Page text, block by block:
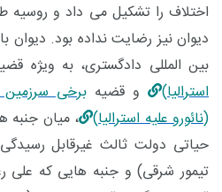
اختلاف را تشکیل می داد و روسیه
دیوان نیز رضایت نداده بود. دیوان
بین المللی دادگستری، به ویژه
استرالیا)
و قضیه برخی
(نائورو علیه استرالیا) ، میان جنبه
حیاتی دولت ثالث غیرقابل
تیمور شرقی) و جنبه هایی که علی